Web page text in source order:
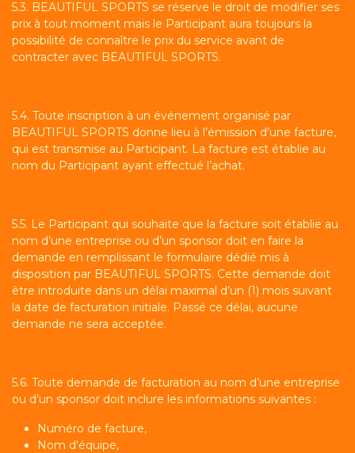
5.3. BEAUTIFUL SPORTS se réserve le droit de modifier ses
prix à tout moment mais le Participant aura toujours la
possibilité de connaître le prix du service avant de
contracter avec BEAUTIFUL SPORTS.
5.4. Toute inscription à un événement organisé par
BEAUTIFUL SPORTS donne lieu à l’émission d’une facture,
qui est transmise au Participant. La facture est établie au
nom du Participant ayant effectué l’achat.
5.5. Le Participant qui souhaite que la facture soit établie au
nom d’une entreprise ou d’un sponsor doit en faire la
demande en remplissant le formulaire dédié mis à
disposition par BEAUTIFUL SPORTS. Cette demande doit
être introduite dans un délai maximal d’un (1) mois suivant
la date de facturation initiale. Passé ce délai, aucune
demande ne sera acceptée.
5.6. Toute demande de facturation au nom d’une entreprise
ou d’un sponsor doit inclure les informations suivantes :
Numéro de facture,
Nom d'équipe,